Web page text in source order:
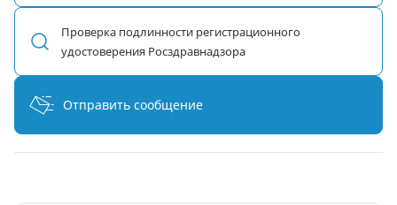
Проверка подлинности регистрационного
удостоверения Росздравнадзора
Отправить сообщение